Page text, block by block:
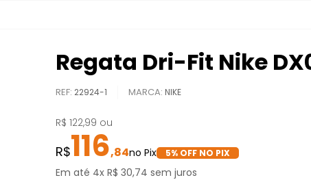
Regata Dri-Fit Nike
REF: 22924-1 NIKE
R$ 122,99 ou
116,84 5% OFF NO PIX
Em até 4x R$ 30,74 sem juros